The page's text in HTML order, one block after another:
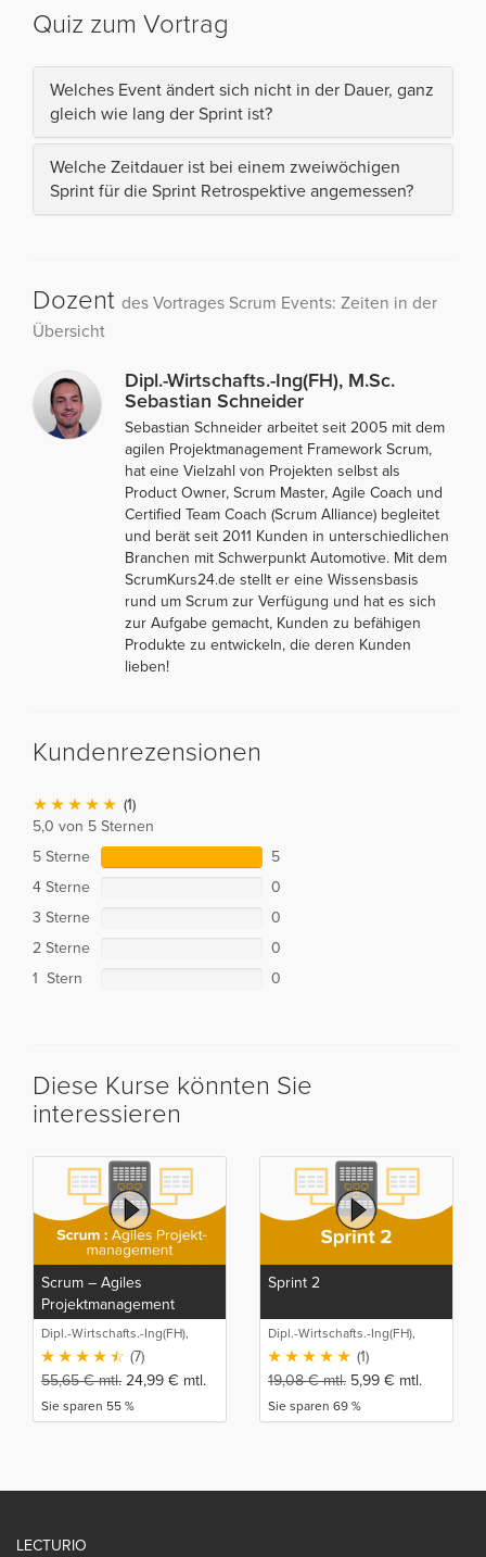
Quiz zum Vortrag
Welches Event ändert sich nicht in der Dauer, ganz
gleich wie lang der Sprint ist?
Welche Zeitdauer ist bei einem zweiwöchigen
Sprint für die Sprint Retrospektive angemessen?
Dozent des Vortrages Scrum Events: Zeiten in der
Übersicht
Dipl.-Wirtschafts.-Ing(FH), M.Sc.
Sebastian Schneider
Sebastian Schneider arbeitet seit 2005 mit dem
agilen Projektmanagement Framework Scrum,
hat eine Vielzahl von Projekten selbst als
Product Owner, Scrum Master, Agile Coach und
Certified Team Coach (Scrum Alliance) begleitet
und berät seit 2011 Kunden in unterschiedlichen
Branchen mit Schwerpunkt Automotive. Mit dem
ScrumKurs24.de stellt er eine Wissensbasis
rund um Scrum zur Verfügung und hat es sich
zur Aufgabe gemacht, Kunden zu befähigen
Produkte zu entwickeln, die deren Kunden
lieben!
Kundenrezensionen
(1)
5,0 von 5 Sternen
5 Sterne
5
4 Sterne
0
3 Sterne
0
2 Sterne
0
1 Stern
0
Diese Kurse könnten Sie
interessieren
Scrum – Agiles
Projektmanagement
Dipl.-Wirtschafts.-Ing(FH),
M.Sc. Sebastian Schneider
(7)
55,65€mtl. 24,99 € mtl.
Sie sparen 55 %
Sprint 2
Dipl.-Wirtschafts.-Ing(FH),
M.Sc. Sebastian Schneider
(1)
19,08€mtl. 5,99 € mtl.
Sie sparen 69 %
LECTURIO